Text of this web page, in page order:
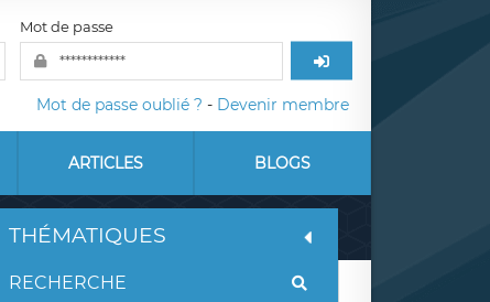
Mot de passe
Mot de passe oublié ? - Devenir membre
ARTICLES BLOGS
THÉMATIQUES